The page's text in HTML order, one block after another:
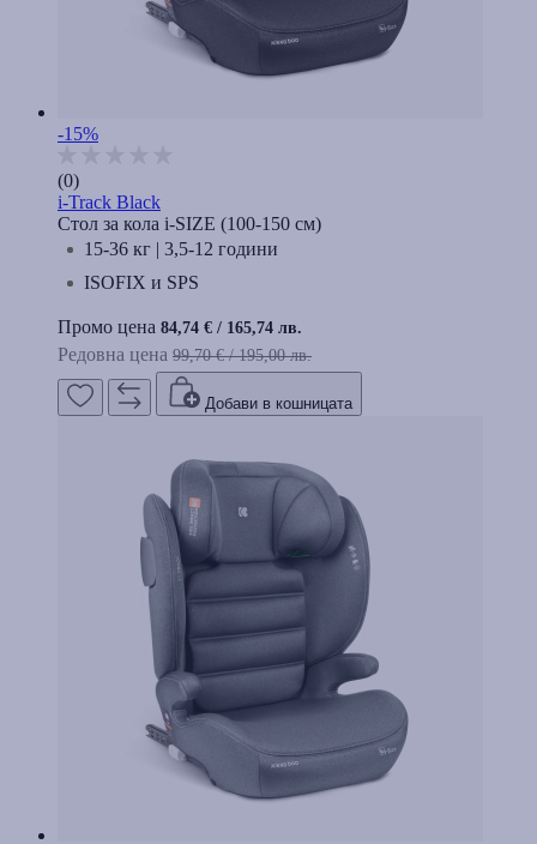
-15%
(0)
i-Track Black
Стол за кола i-SIZE (100-150 cм)
15-36 кг | 3,5-12 години
ISOFIX и SPS
Промо цена 84,74 € / 165,74 лв.
Редовна цена 99,70 €/195,00 лв.
Добави в кошницата